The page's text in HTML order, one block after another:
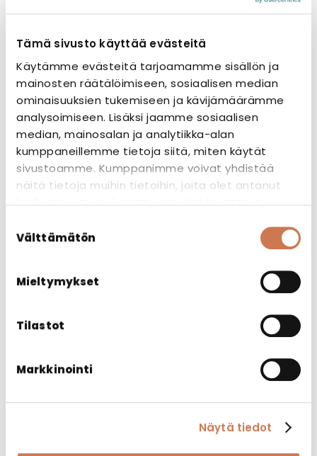
Tämä sivusto käyttää evästeitä
Käytämme evästeitä tarjoamamme sisällön ja
mainosten räätälöimiseen, sosiaalisen median
ominaisuuksien tukemiseen ja kävijämäärämme
analysoimiseen. Lisäksi jaamme sosiaalisen
median, mainosalan ja analytiikka-alan
kumppaneillemme tietoja siitä, miten käytät
sivustoamme. Kumppanimme voivat yhdistää
näitä tietoja muihin tietoihin, joita olet antanut
valinta
Välttämätön
Mieltymykset
Tilastot
Markkinointi
Näytä tiedot
ALLAS NOVAL 800